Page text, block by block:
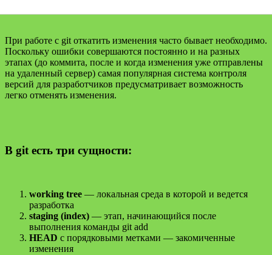
При работе с git откатить изменения часто бывает необходимо.
Поскольку ошибки совершаются постоянно и на разных
этапах (до коммита, после и когда изменения уже отправлены
на удаленный сервер) самая популярная система контроля
версий для разработчиков предусматривает возможность
легко отменять изменения.
В git есть три сущности:
working tree — локальная среда в которой и ведется
разработка
staging (index) — этап, начинающийся после
выполнения команды git add
HEAD с порядковыми метками — закомиченные
изменения